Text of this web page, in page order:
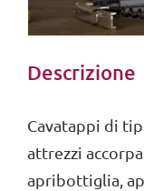
Descrizione
Cavatappi di
attrezzi
apribottiglia,